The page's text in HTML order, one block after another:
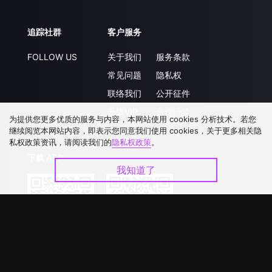
追踪社群
FOLLOW US
客户服务
关于我们
常见问题
联络我们
服务条款
隐私权
公开征件
下载 APP
为提供您更多优质的服务与内容，本网站使用 cookies 分析技术。若您
继续阅览本网站内容，即表示您同意我们使用 cookies，关于更多相关隐
私权政策资讯，请阅读我们的隐私权政策。
我知道了